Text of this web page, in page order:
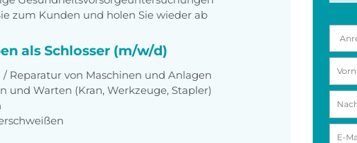
zum Kunden und holen Sie wieder ab
als Schlosser (m/w/d)
Reparatur von Maschinen und Anlagen
und Warten (Kran, Werkzeuge, Stapler)